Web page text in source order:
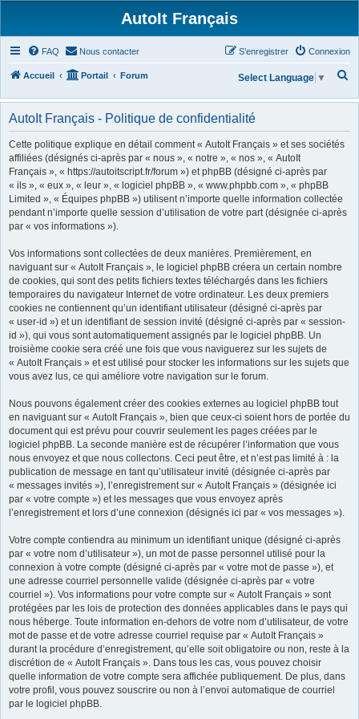
AutoIt Français
FAQ Nous contacter Connexion
S’enregistrer
Accueil Portail Forum
h
Select Language ▼
AutoIt Français - Politique de confidentialité
Cette politique explique en détail comment « AutoIt Français » et ses sociétés
affiliées (désignés ci-après par « nous », « notre », « nos », « AutoIt
Français », « https://autoitscript.fr/forum ») et phpBB (désigné ci-après par
« ils », « eux », « leur », « logiciel phpBB », « www.phpbb.com », « phpBB
Limited », « Équipes phpBB ») utilisent n’importe quelle information collectée
pendant n’importe quelle session d’utilisation de votre part (désignée ci-après
par « vos informations »).
Vos informations sont collectées de deux manières. Premièrement, en
naviguant sur « AutoIt Français », le logiciel phpBB créera un certain nombre
de cookies, qui sont des petits fichiers textes téléchargés dans les fichiers
temporaires du navigateur Internet de votre ordinateur. Les deux premiers
cookies ne contiennent qu’un identifiant utilisateur (désigné ci-après par
« user-id ») et un identifiant de session invité (désigné ci-après par « session-
id »), qui vous sont automatiquement assignés par le logiciel phpBB. Un
troisième cookie sera créé une fois que vous naviguerez sur les sujets de
« AutoIt Français » et est utilisé pour stocker les informations sur les sujets que
vous avez lus, ce qui améliore votre navigation sur le forum.
Nous pouvons également créer des cookies externes au logiciel phpBB tout
en naviguant sur « AutoIt Français », bien que ceux-ci soient hors de portée du
document qui est prévu pour couvrir seulement les pages créées par le
logiciel phpBB. La seconde manière est de récupérer l’information que vous
nous envoyez et que nous collectons. Ceci peut être, et n’est pas limité à : la
publication de message en tant qu’utilisateur invité (désignée ci-après par
« messages invités »), l’enregistrement sur « AutoIt Français » (désignée ici
par « votre compte ») et les messages que vous envoyez après
l’enregistrement et lors d’une connexion (désignés ici par « vos messages »).
Votre compte contiendra au minimum un identifiant unique (désigné ci-après
par « votre nom d’utilisateur »), un mot de passe personnel utilisé pour la
connexion à votre compte (désigné ci-après par « votre mot de passe »), et
une adresse courriel personnelle valide (désignée ci-après par « votre
courriel »). Vos informations pour votre compte sur « AutoIt Français » sont
protégées par les lois de protection des données applicables dans le pays qui
nous héberge. Toute information en-dehors de votre nom d’utilisateur, de votre
mot de passe et de votre adresse courriel requise par « AutoIt Français »
durant la procédure d’enregistrement, qu’elle soit obligatoire ou non, reste à la
discrétion de « AutoIt Français ». Dans tous les cas, vous pouvez choisir
quelle information de votre compte sera affichée publiquement. De plus, dans
votre profil, vous pouvez souscrire ou non à l’envoi automatique de courriel
par le logiciel phpBB.